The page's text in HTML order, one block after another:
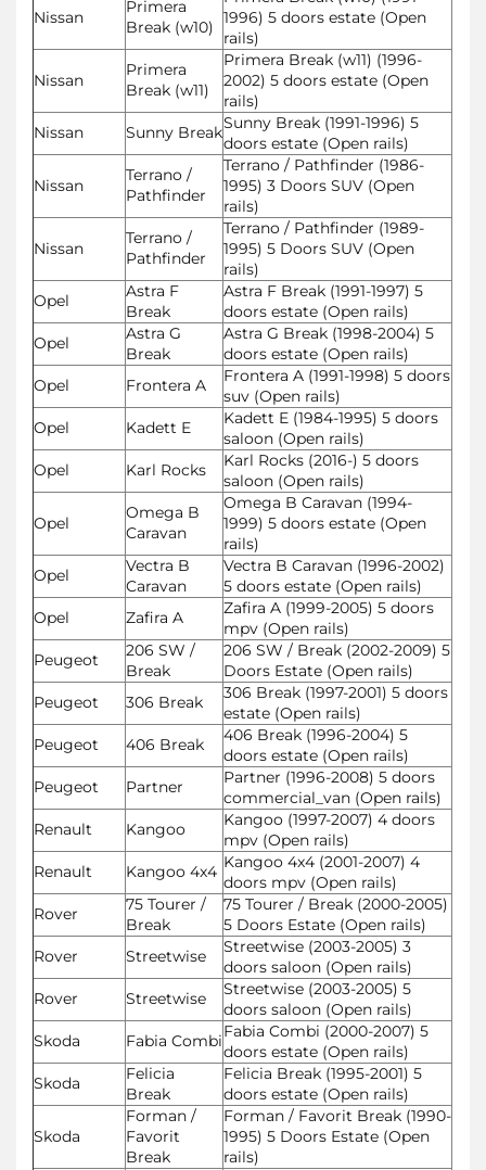
Nissan
Primera
Break (w10) 1996) 5 doors estate (Open
rails)
Nissan
Primera
Break (w11)
Primera Break (w11) (1996-
2002) 5 doors estate (Open
rails)
Nissan
Sunny BreakSunny Break (1991-1996) 5
doors estate (Open rails)
Nissan
Terrano /
Pathfinder
Terrano / Pathfinder (1986-
1995) 3 Doors SUV (Open
rails)
Nissan
Terrano /
Pathfinder
Terrano / Pathfinder (1989-
1995) 5 Doors SUV (Open
rails)
Opel
Astra F
Break
Astra F Break (1991-1997) 5
doors estate (Open rails)
Opel
Astra G
Break
Astra G Break (1998-2004) 5
doors estate (Open rails)
Opel
Frontera A
Frontera A (1991-1998) 5 doors
suv (Open rails)
Opel
Kadett E
Kadett E (1984-1995) 5 doors
saloon (Open rails)
Opel
Karl Rocks
Karl Rocks (2016-) 5 doors
saloon (Open rails)
Opel
Omega B
Caravan
Omega B Caravan (1994-
1999) 5 doors estate (Open
rails)
Opel
Vectra B
Caravan
Vectra B Caravan (1996-2002)
5 doors estate (Open rails)
Opel
Zafira A
Zafira A (1999-2005) 5 doors
mpv (Open rails)
Peugeot
206 SW /
Break
206 SW / Break (2002-2009) 5
Doors Estate (Open rails)
Peugeot
306 Break
306 Break (1997-2001) 5 doors
estate (Open rails)
Peugeot
406 Break
406 Break (1996-2004) 5
doors estate (Open rails)
Peugeot
Partner
Partner (1996-2008) 5 doors
commercial_van (Open rails)
Renault
Kangoo
Kangoo (1997-2007) 4 doors
mpv (Open rails)
Renault
Kangoo 4x4 Kangoo 4x4 (2001-2007) 4
doors mpv (Open rails)
Rover
75 Tourer /
Break
75 Tourer / Break (2000-2005)
5 Doors Estate (Open rails)
Rover
Streetwise
Streetwise (2003-2005) 3
doors saloon (Open rails)
Rover
Streetwise
Streetwise (2003-2005) 5
doors saloon (Open rails)
Skoda
Fabia CombiFabia Combi (2000-2007) 5
doors estate (Open rails)
Skoda
Felicia
Break
Felicia Break (1995-2001) 5
doors estate (Open rails)
Skoda
Forman /
Favorit
Break
Forman / Favorit Break (1990-
1995) 5 Doors Estate (Open
rails)